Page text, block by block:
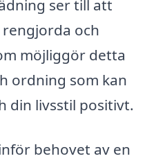
ser till att
och
möjliggör detta
ordning som kan
din livsstil positivt.
behovet av en